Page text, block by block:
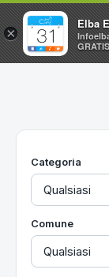
Home
Utilità
Categoria
Comune
×
Elba